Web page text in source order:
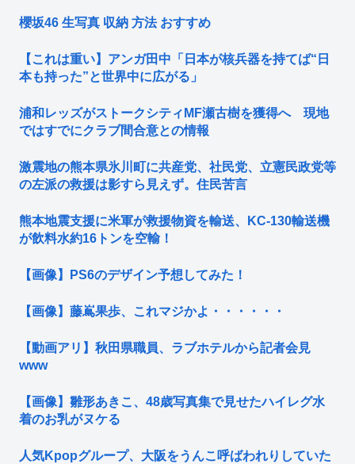
櫻坂46 生写真 収納 方法 おすすめ
【これは重い】アンガ田中「日本が核兵器を持てば“日
本も持った”と世界中に広がる」
浦和レッズがストークシティMF瀬古樹を獲得へ 現地
ではすでにクラブ間合意との情報
激震地の熊本県氷川町に共産党、社民党、立憲民政党等
の左派の救援は影すら見えず。住民苦言
熊本地震支援に米軍が救援物資を輸送、KC-130輸送機
が飲料水約16トンを空輸！
【画像】PS6のデザイン予想してみた！
【画像】藤嶌果歩、これマジかよ・・・・・・
【動画アリ】秋田県職員、ラブホテルから記者会見
www
【画像】雛形あきこ、48歳写真集で見せたハイレグ水
着のお乳がヌケる
人気Kpopグループ、大阪をうんこ呼ばわれりしていた